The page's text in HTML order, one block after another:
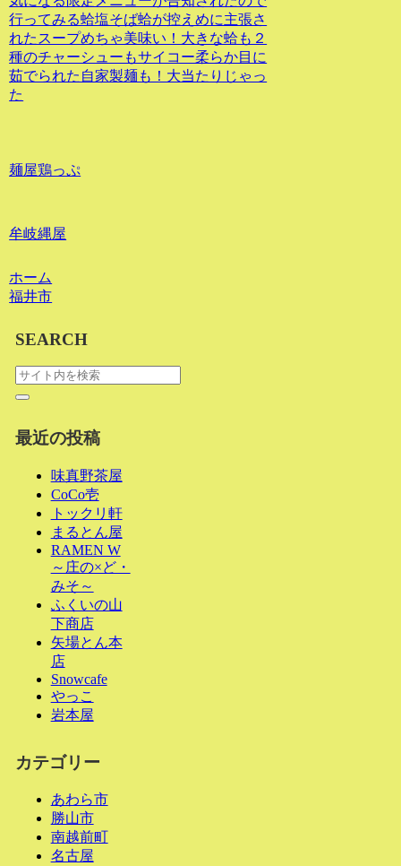
行ってみる蛤塩そば蛤が控えめに主張さ
れたスープめちゃ美味い！大きな蛤も２
種のチャーシューもサイコー柔らか目に
茹でられた自家製麺も！大当たりじゃっ
た
麺屋鶏っぷ
牟岐縄屋
ホーム
福井市
SEARCH
最近の投稿
味真野茶屋
CoCo壱
トックリ軒
まるとん屋
RAMEN W
～庄の×ど・
みそ～
ふくいの山
下商店
矢場とん本
店
Snowcafe
やっこ
岩本屋
カテゴリー
あわら市
勝山市
南越前町
名古屋